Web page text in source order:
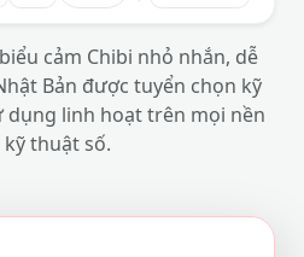
cảm Chibi nhỏ nhắn, dễ
Bản được tuyển chọn kỹ
dụng linh hoạt trên mọi nền
thuật số.